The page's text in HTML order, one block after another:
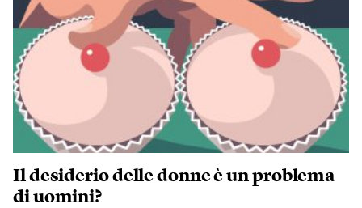
Il desiderio delle donne è un problema
di uomini?